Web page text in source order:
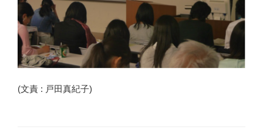
(文責 : 戸田真紀子)